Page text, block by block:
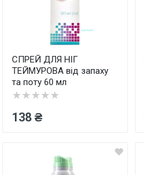
СПРЕЙ ДЛЯ НІГ
ТЕЙМУРОВА від запаху
та поту 60 мл
★★★★★
138 ₴